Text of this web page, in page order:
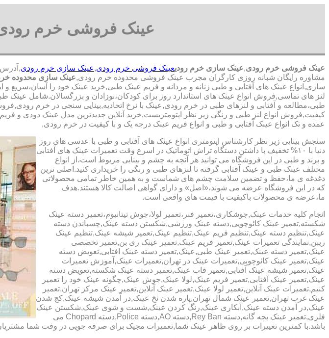
عینک فروشی خرم
عینک فروشی خرم رودی,عینک سازی خرم رودیعینک فروشی خرم رودی,عینک سازی خرم رودی
مشاوره رایگان شبانه روزی کارگران مجرب عینک فروشی محدوده خرم رودی,عینک سازی محدوده
سازی,انواع عینک های آفتابی و طبی زنانه و مردانه و فریم عینک طبی,خرید عینک خود را آسان،سریع و
لنز های تماسی,فروش انواع عینک های استاندارد روز برای کودکان،نوزادان و بزرگسالان.شامل
طبی،مطالعه و آفتابی و لنزهای طبی در خرم رودی,عینک با نرخ اتحادیه,بینایی سنجی در خرم
کیفیت,فروش انواع لنز طبی و رنگی زیر نظر اپتومتریست,خرید آنلاین جدیدترین مدل عینک دودی و
عمده و تک انواع عینک آفتابی و طبی و انواع فریم عینک درجه یک و با کیفیت در خرم رودی,
سنجش بینایی زیر نظر کارشناس اپتومتری انواع عینک های آفتابی و طبی با عدسی های روز
دنیا با ۱۰% تخفیف با داشتن دستگاه تراش اتوماتیک در اسرع وقت تعمیرات عینک های آفتابی
و برند و طبی در این فروشگاه می توانید هر آنچه به چشم و بینایی مربوط است،از انواع
مختلف عینک طبی و عینک آفتابی گرفته تا لنزهای طبی و رنگی را خریداری کنید.اصلی ترین
دغدغه ی ما،حفظ و تضمین سلامت چشم های شماست و به همین خاطر تمامی محصولاتی
که در این فروشگاه عرضه می شوند،«اصل» و دارای گواهی اصالت کالا هستند.هدف
ما،عرضه ی محصولات باکیفیت با قیمت های واقعی است.
انجام کلیه خدمات عینک,جوشکاری،تعمیر فنر،تعمیر لولا،جوش تیتانیوم،تعمیر دسته عینک
شکسته,تعمیر عینک کائوچویی,دسته عینک ورزشی,شکستن دسته عینک,چسباندن دسته
عینک,تنظیم دسته عینک,تنظیم فریم عینک,تنظیم عینک,تعمیر شیشه عینک,تنظیم عینک
ریبن,نمایندگی تعمیرات عینک,تعمیر فریم عینک,تعمیر عینک ری بن,تعمیر تخصصی
عینک,تعمیر دسته عینک,تعمیر عینک طبی,عینک,تعمیر دسته عینک افتابی,تعویض دسته
عینک,تعمیر عینک کائوچویی,تعمیرات عینک در تهران,تعمیرات عینک,آموزش تعمیرات
عینک,تعمیر شیشه عینک آفتابی,تعمیر قاب عینک,تعمیر دسته عینک شکسته,تعویض دسته
عینک,تعمیر عینک آفتابی,تعمیر فریم عینک,لولا عینک,جوش عینک,چگونه عینک خود را تعمیر
کنیم,تعمیرات عینک آنلاین,تعمیر لولا عینک,تعمیر عینک آنلاین,تعمیر عینک مرکز تهران,تعمیر
عینک غرب تهران,تعمیر عینک شمال تهران,پاره شدن نخ عینک,در آمدن شیشه عینک,کج شدن
عینک,در آمدن دسته عینک,آبکاری عینک,رنگ کردن عینک,شست و شوی عینک,شکستن عینک
فلزی,تعمیر عینک بچه گانه,دسته Rey Ban,دسته AO,دسته Police,دسته Chopard می
باشد.با کمترین تغییرات بر روی ظاهر عینک شما,تعمیرات مجیک برای صرفه جویی در وقت شما